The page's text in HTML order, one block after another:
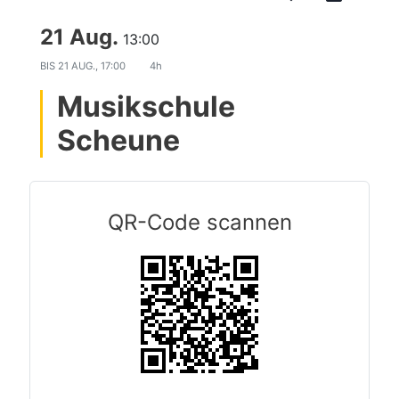
21 Aug. 13:00
BIS 21 AUG., 17:00 4h
Musikschule
Scheune
QR-Code scannen